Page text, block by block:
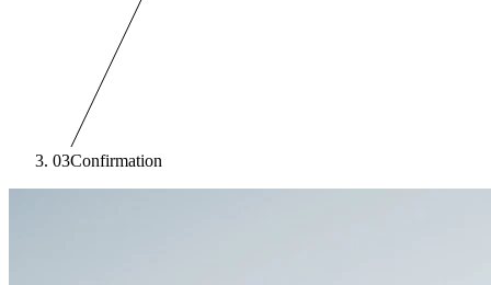
03Confirmation